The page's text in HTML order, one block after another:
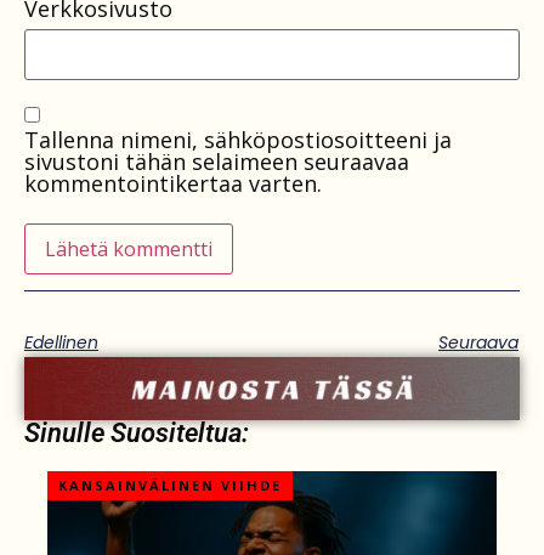
Verkkosivusto
Tallenna nimeni, sähköpostiosoitteeni ja
sivustoni tähän selaimeen seuraavaa
kommentointikertaa varten.
Edellinen Seuraava
Sinulle Suositeltua:
KANSAINVÄLINEN VIIHDE